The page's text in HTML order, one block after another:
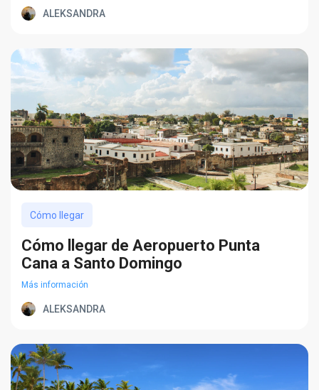
ALEKSANDRA
Cómo llegar
Cómo llegar de Aeropuerto Punta
Cana a Santo Domingo
Más información
ALEKSANDRA